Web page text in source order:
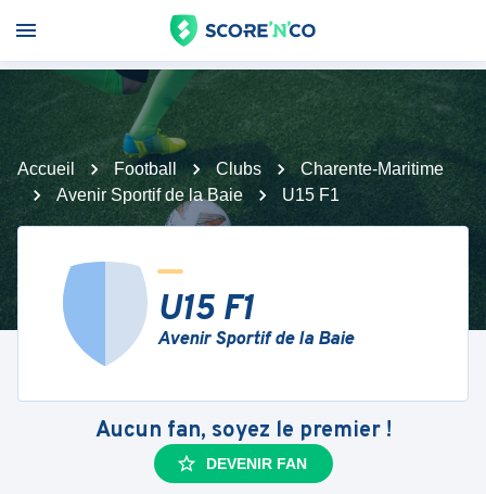
Accueil Football Clubs
Charente-Maritime
Avenir Sportif de la Baie
U15 F1
U15 F1
Avenir Sportif de la Baie
Aucun fan, soyez le premier !
DEVENIR FAN